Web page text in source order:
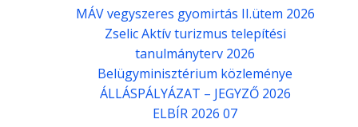
MÁV vegyszeres gyomirtás II.ütem 2026
Zselic Aktív turizmus telepítési
tanulmányterv 2026
Belügyminisztérium közleménye
ÁLLÁSPÁLYÁZAT – JEGYZŐ 2026
ELBÍR 2026 07